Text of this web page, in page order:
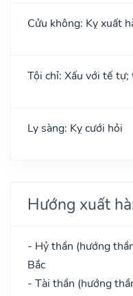
Cửu không: Kỵ xuất
Tội chỉ: Xấu với tế
Ly sàng: Kỵ cưới hỏi
Hướng xuất
- Hỷ thần (hướng
Bắc
- Tài thần (hướng